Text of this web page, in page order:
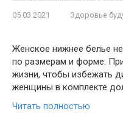
05.03.2021 Здоровье
Женское нижнее белье
по размерам и форме.
жизни, чтобы избежать
женщины в комплекте
Читать полностью